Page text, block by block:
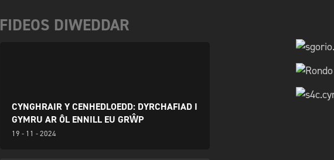
FIDEOS DIWEDDAR
CYNGHRAIR Y CENHEDLOEDD: DYRCHAFIAD I
GYMRU AR ÔL ENNILL EU GRŴP
19 - 11 - 2024